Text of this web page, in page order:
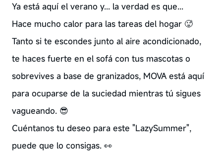
Ya está aquí el verano y... la verdad es que...
Hace mucho calor para las tareas del hogar 🥵
Tanto si te escondes junto al aire acondicionado,
te haces fuerte en el sofá con tus mascotas o
sobrevives a base de granizados, MOVA está aquí
para ocuparse de la suciedad mientras tú sigues
vagueando. 😎
Cuéntanos tu deseo para este "LazySummer",
puede que lo consigas. 👀